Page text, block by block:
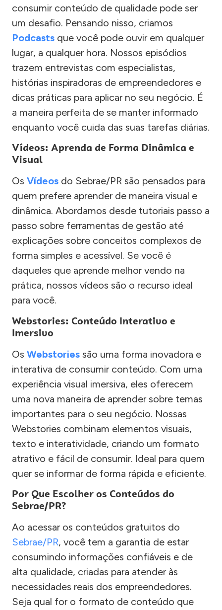
consumir conteúdo de qualidade pode ser
um desafio. Pensando nisso, criamos
Podcasts que você pode ouvir em qualquer
lugar, a qualquer hora. Nossos episódios
trazem entrevistas com especialistas,
histórias inspiradoras de empreendedores e
dicas práticas para aplicar no seu negócio. É
a maneira perfeita de se manter informado
enquanto você cuida das suas tarefas diárias.
Vídeos: Aprenda de Forma Dinâmica e
Visual
Os Vídeos do Sebrae/PR são pensados para
quem prefere aprender de maneira visual e
dinâmica. Abordamos desde tutoriais passo a
passo sobre ferramentas de gestão até
explicações sobre conceitos complexos de
forma simples e acessível. Se você é
daqueles que aprende melhor vendo na
prática, nossos vídeos são o recurso ideal
para você.
Webstories: Conteúdo Interativo e
Imersivo
Os Webstories são uma forma inovadora e
interativa de consumir conteúdo. Com uma
experiência visual imersiva, eles oferecem
uma nova maneira de aprender sobre temas
importantes para o seu negócio. Nossas
Webstories combinam elementos visuais,
texto e interatividade, criando um formato
atrativo e fácil de consumir. Ideal para quem
quer se informar de forma rápida e eficiente.
Por Que Escolher os Conteúdos do
Sebrae/PR?
Ao acessar os conteúdos gratuitos do
Sebrae/PR, você tem a garantia de estar
consumindo informações confiáveis e de
alta qualidade, criadas para atender às
necessidades reais dos empreendedores.
Seja qual for o formato de conteúdo que